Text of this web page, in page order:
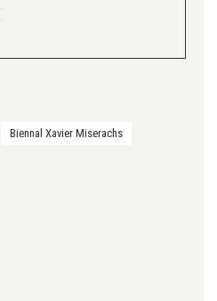
Biennal Xavier Miserachs